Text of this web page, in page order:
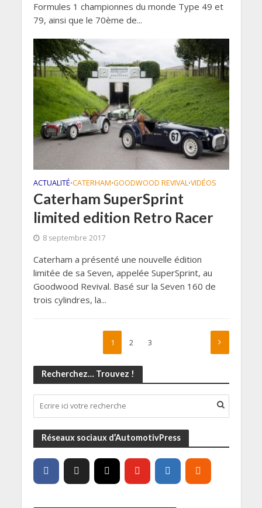
Formules 1 championnes du monde Type 49 et
79, ainsi que le 70ème de...
ACTUALITÉ•CATERHAM•GOODWOOD REVIVAL•VIDÉOS
Caterham SuperSprint
limited edition Retro Racer
8 septembre 2017
Caterham a présenté une nouvelle édition
limitée de sa Seven, appelée SuperSprint, au
Goodwood Revival. Basé sur la Seven 160 de
trois cylindres, la...
1 2 3
Recherchez… Trouvez !
Réseaux sociaux d’AutomotivPress